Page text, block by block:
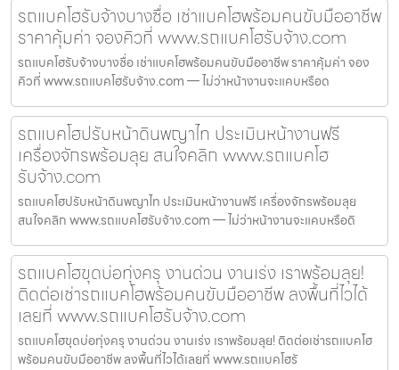
รถแบคโฮรับจ้างบางซื่อ เช่าแบคโฮพร้อมคนขับมืออาชีพ
ราคาคุ้มค่า จองคิวที่ www.รถแบคโฮรับจ้าง.com
รถแบคโฮรับจ้างบางซื่อ เช่าแบคโฮพร้อมคนขับมืออาชีพ ราคาคุ้มค่า จอง
คิวที่ www.รถแบคโฮรับจ้าง.com — ไม่ว่าหน้างานจะแคบหรือด
รถแบคโฮปรับหน้าดินพญาไท ประเมินหน้างานฟรี
เครื่องจักรพร้อมลุย สนใจคลิก www.รถแบคโฮ
รับจ้าง.com
รถแบคโฮปรับหน้าดินพญาไท ประเมินหน้างานฟรี เครื่องจักรพร้อมลุย
สนใจคลิก www.รถแบคโฮรับจ้าง.com — ไม่ว่าหน้างานจะแคบหรือดิ
รถแบคโฮขุดบ่อทุ่งครุ งานด่วน งานเร่ง เราพร้อมลุย!
ติดต่อเช่ารถแบคโฮพร้อมคนขับมืออาชีพ ลงพื้นที่ไวได้
เลยที่ www.รถแบคโฮรับจ้าง.com
รถแบคโฮขุดบ่อทุ่งครุ งานด่วน งานเร่ง เราพร้อมลุย! ติดต่อเช่ารถแบคโฮ
พร้อมคนขับมืออาชีพ ลงพื้นที่ไวได้เลยที่ www.รถแบคโฮรั